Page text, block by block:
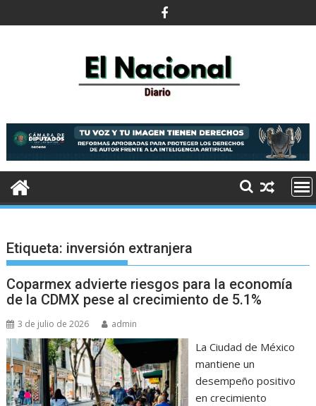
al
Etiqueta: inversión extranjera
Coparmex advierte riesgos para la economía
de la CDMX pese al crecimiento de 5.1%
3 de julio de 2026 admin
La Ciudad de México
mantiene un
desempeño positivo
en crecimiento